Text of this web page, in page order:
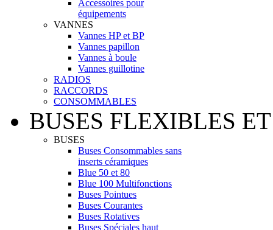
Accessoires pour
équipements
VANNES
Vannes HP et BP
Vannes papillon
Vannes à boule
Vannes guillotine
RADIOS
RACCORDS
CONSOMMABLES
BUSES FLEXIBLES
BUSES
Buses Consommables sans
inserts céramiques
Blue 50 et 80
Blue 100 Multifonctions
Buses Pointues
Buses Courantes
Buses Rotatives
Buses Spéciales haut